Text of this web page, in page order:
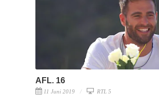
AFL. 16
11 Juni 2019 RTL 5